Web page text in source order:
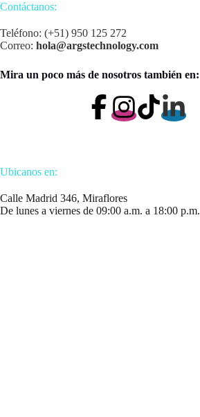
Contáctanos:
Teléfono: (+51) 950 125 272
Correo: hola@argstechnology.com
Mira un poco más de nosotros también en:
Ubicanos en:
Calle Madrid 346, Miraflores
De lunes a viernes de 09:00 a.m. a 18:00 p.m.